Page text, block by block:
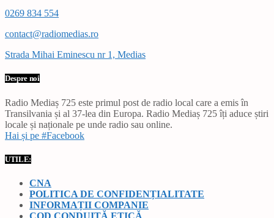
0269 834 554
contact@radiomedias.ro
Strada Mihai Eminescu nr 1, Medias
Despre noi
Radio Mediaș 725 este primul post de radio local care a emis în
Transilvania și al 37-lea din Europa. Radio Mediaș 725 îți aduce știri
locale și naționale pe unde radio sau online.
Hai și pe #Facebook
UTILE:
CNA
POLITICA DE CONFIDENȚIALITATE
INFORMAȚII COMPANIE
COD CONDUITĂ ETICĂ